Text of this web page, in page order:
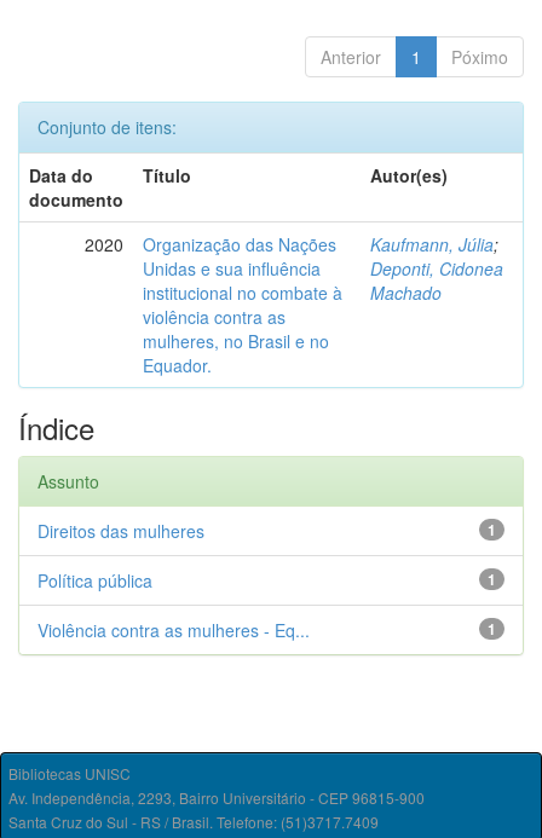
Anterior 1 Póximo
Conjunto de itens:
Data do
documento
Título Autor(es)
2020
Organização das Nações
Unidas e sua influência
institucional no combate à
violência contra as
mulheres, no Brasil e no
Equador.
Kaufmann, Júlia;
Deponti, Cidonea
Machado
Índice
Assunto
1
Direitos das mulheres
1
Política pública
1
Violência contra as mulheres - Eq...
Bibliotecas UNISC
Av. Independência, 2293, Bairro Universitário - CEP 96815-900
Santa Cruz do Sul - RS / Brasil. Telefone: (51)3717.7409